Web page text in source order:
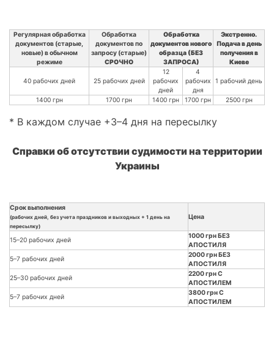
Регулярная обработка
документов (старые,
новые) в обычном
режиме
Обработка
документов по
запросу (старые)
СРОЧНО
Обработка
документов нового
образца (БЕЗ
ЗАПРОСА)
Экстренно.
Подача в день
получения в
Киеве
40 рабочих дней 25 рабочих дней
12
рабочих
дней
4
рабочих
дня
1 рабочий день
1400 грн 1700 грн 1400 грн 1700 грн 2500 грн
* В каждом случае +3–4 дня на пересылку
Справки об отсутствии судимости на территории
Украины
Срок выполнения
(рабочих дней, без учета праздников и выходных + 1 день на
пересылку)
Цена
15–20 рабочих дней
1000 грн БЕЗ
АПОСТИЛЯ
5–7 рабочих дней
2000 грн БЕЗ
АПОСТИЛЯ
25–30 рабочих дней
2200 грн С
АПОСТИЛЕМ
5–7 рабочих дней
3800 грн С
АПОСТИЛЕМ